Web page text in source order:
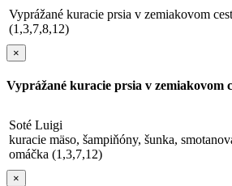
Vyprážané kuracie prsia v zemiakovom
(1,3,7,8,12)
×
Vyprážané kuracie prsia v zemiakovom
Soté Luigi
kuracie mäso, šampiňóny, šunka,
omáčka (1,3,7,12)
×